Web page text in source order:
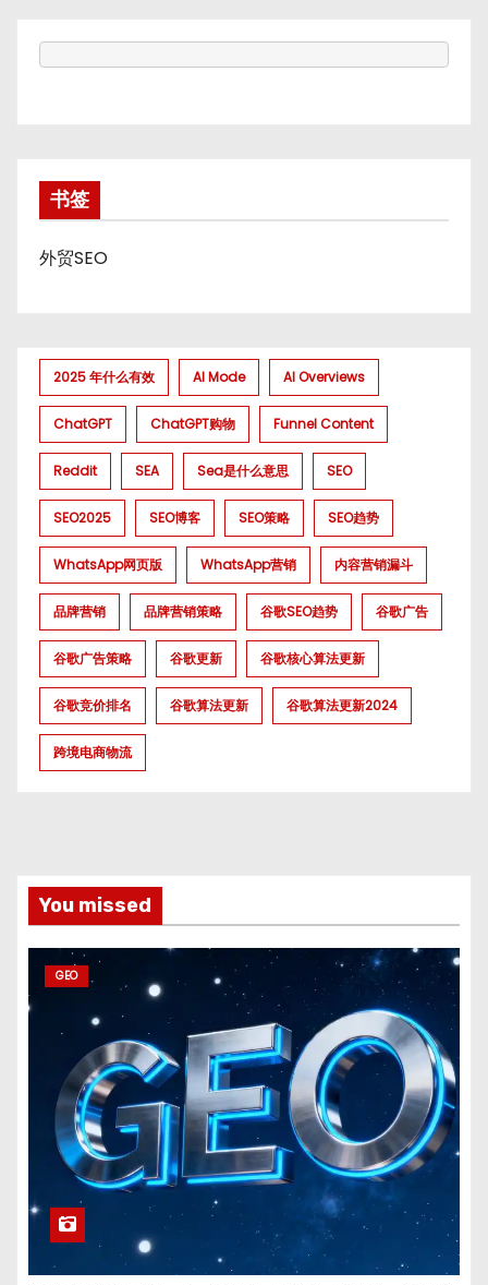
书签
外贸SEO
2025 年什么有效 AI Mode AI Overviews
ChatGPT ChatGPT购物 Funnel Content
Reddit SEA Sea是什么意思 SEO
SEO2025 SEO博客 SEO策略 SEO趋势
WhatsApp网页版 WhatsApp营销 内容营销漏斗
品牌营销 品牌营销策略 谷歌SEO趋势 谷歌广告
谷歌广告策略 谷歌更新 谷歌核心算法更新
谷歌竞价排名 谷歌算法更新 谷歌算法更新2024
跨境电商物流
You missed
GEO